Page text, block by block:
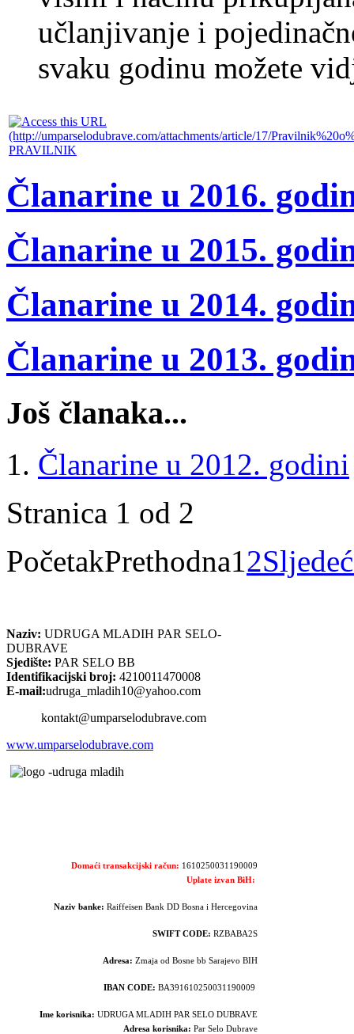
učlanjivanje i
svaku godinu možete
PRAVILNIK
Članarine u 2016.
Članarine u 2015.
Članarine u 2014.
Članarine u 2013.
Još članaka...
Članarine u 2012. godini
Stranica 1 od 2
PočetakPrethodna1 2
Naziv: UDRUGA MLADIH PAR SELO-
DUBRAVE
Sjedište: PAR SELO BB
Identifikacijski broj: 4210011470008
E-mail:udruga_mladih10@yahoo.com
kontakt@umparselodubrave.com
www.umparselodubrave.com
Domaći transakcijski račun: 1610250031190009
Uplate izvan BiH:
Naziv banke: Raiffeisen Bank DD Bosna i Hercegovina
SWIFT CODE: RZBABA2S
Adresa:Zmaja od Bosne bb Sarajevo BIH
IBAN CODE: BA391610250031190009
Ime korisnika: UDRUGA MLADIH PAR SELO DUBRAVE
Adresa korisnika: Par Selo Dubrave